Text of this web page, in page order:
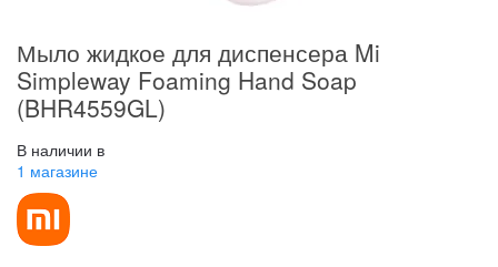
Мыло жидкое для диспенсера Mi
Simpleway Foaming Hand Soap
(BHR4559GL)
В наличии в
1 магазине